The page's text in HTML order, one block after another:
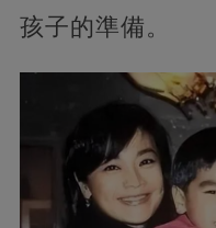
孩子的準備。